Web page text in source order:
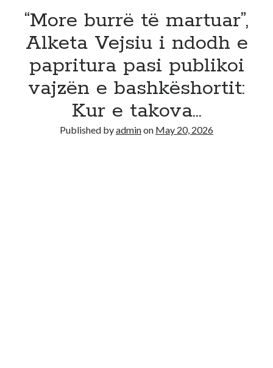
“More burrë të martuar”,
Alketa Vejsiu i ndodh e
papritura pasi publikoi
vajzën e bashkëshortit:
Kur e takova…
Published byadminon May 20, 2026